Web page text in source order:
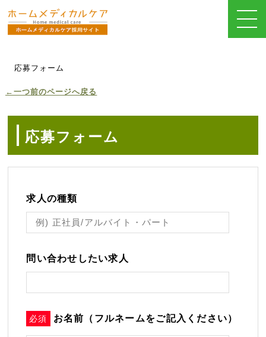
応募フォーム
←一つ前のページへ戻る
応募フォーム
求人の種類
問い合わせしたい求人
必須 お名前（フルネームをご記入ください）